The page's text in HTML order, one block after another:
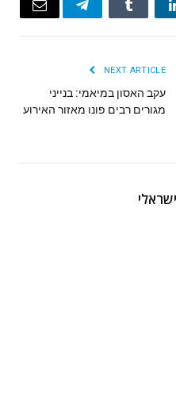
LinkedIn
Tumblr
Telegram
Email
NEXT ARTICLE
עקב האסון במיאמי: בנייני
מגורים רבים פונו מאזור האירוע